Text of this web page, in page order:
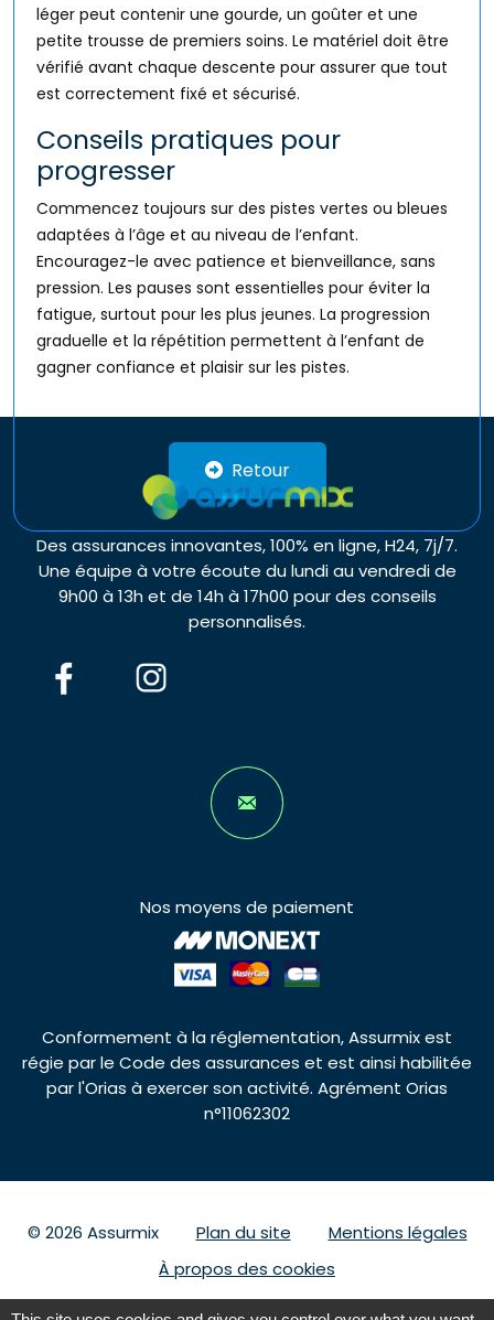
léger peut contenir une gourde, un goûter et une
petite trousse de premiers soins. Le matériel doit être
vérifié avant chaque descente pour assurer que tout
est correctement fixé et sécurisé.
Conseils pratiques pour
progresser
Commencez toujours sur des pistes vertes ou bleues
adaptées à l’âge et au niveau de l’enfant.
Encouragez-le avec patience et bienveillance, sans
pression. Les pauses sont essentielles pour éviter la
fatigue, surtout pour les plus jeunes. La progression
graduelle et la répétition permettent à l’enfant de
gagner confiance et plaisir sur les pistes.
Retour
Des assurances innovantes, 100% en ligne, H24, 7j/7.
Une équipe à votre écoute du lundi au vendredi de
9h00 à 13h et de 14h à 17h00 pour des conseils
personnalisés.
Nos moyens de paiement
Conformement à la réglementation, Assurmix est
régie par le Code des assurances et est ainsi habilitée
par l'Orias à exercer son activité. Agrément Orias
n°11062302
© 2026 Assurmix Plan du site
Mentions légales
À propos des cookies